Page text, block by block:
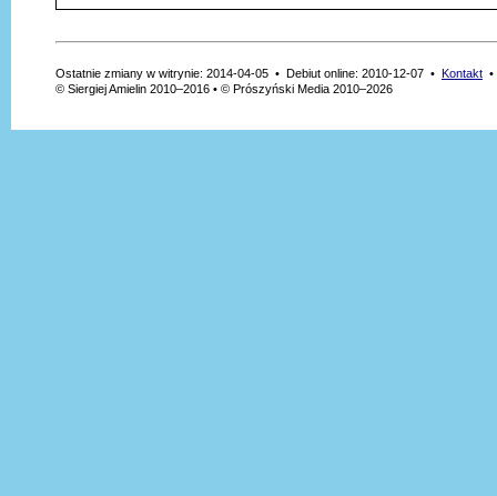
Ostatnie zmiany w witrynie: 2014-04-05 • Debiut online: 2010-12-07 • Kontakt
© Siergiej Amielin 2010–2016 • © Prószyński Media 2010–2026